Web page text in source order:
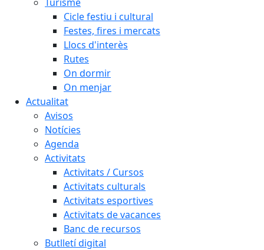
Cicle festiu i cultural
Festes, fires i mercats
Llocs d'interès
Rutes
On dormir
On menjar
Actualitat
Avisos
Notícies
Agenda
Activitats
Activitats / Cursos
Activitats culturals
Activitats esportives
Activitats de vacances
Banc de recursos
Butlletí digital